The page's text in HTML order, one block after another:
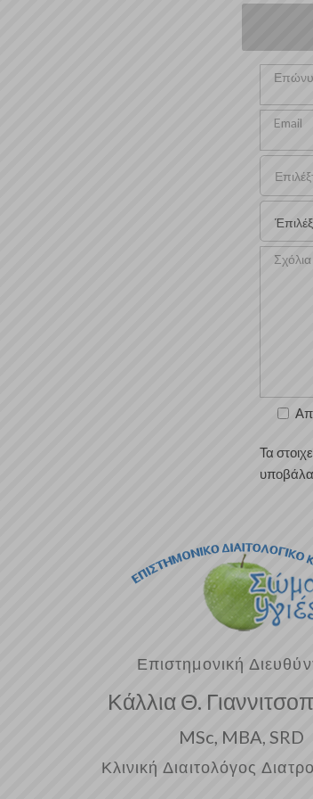
Email
Σχόλια
Τα
Επιστημονική
Κάλλια Θ.
MSc, MBA, SRD
Κλινική Διαιτολόγος